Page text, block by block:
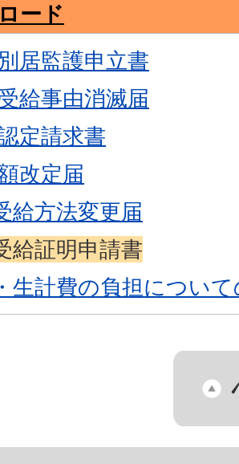
ード
居監護申立書
給事由消滅届
定請求書
改定届
給方法変更届
給証明申請書
生計費の負担につい